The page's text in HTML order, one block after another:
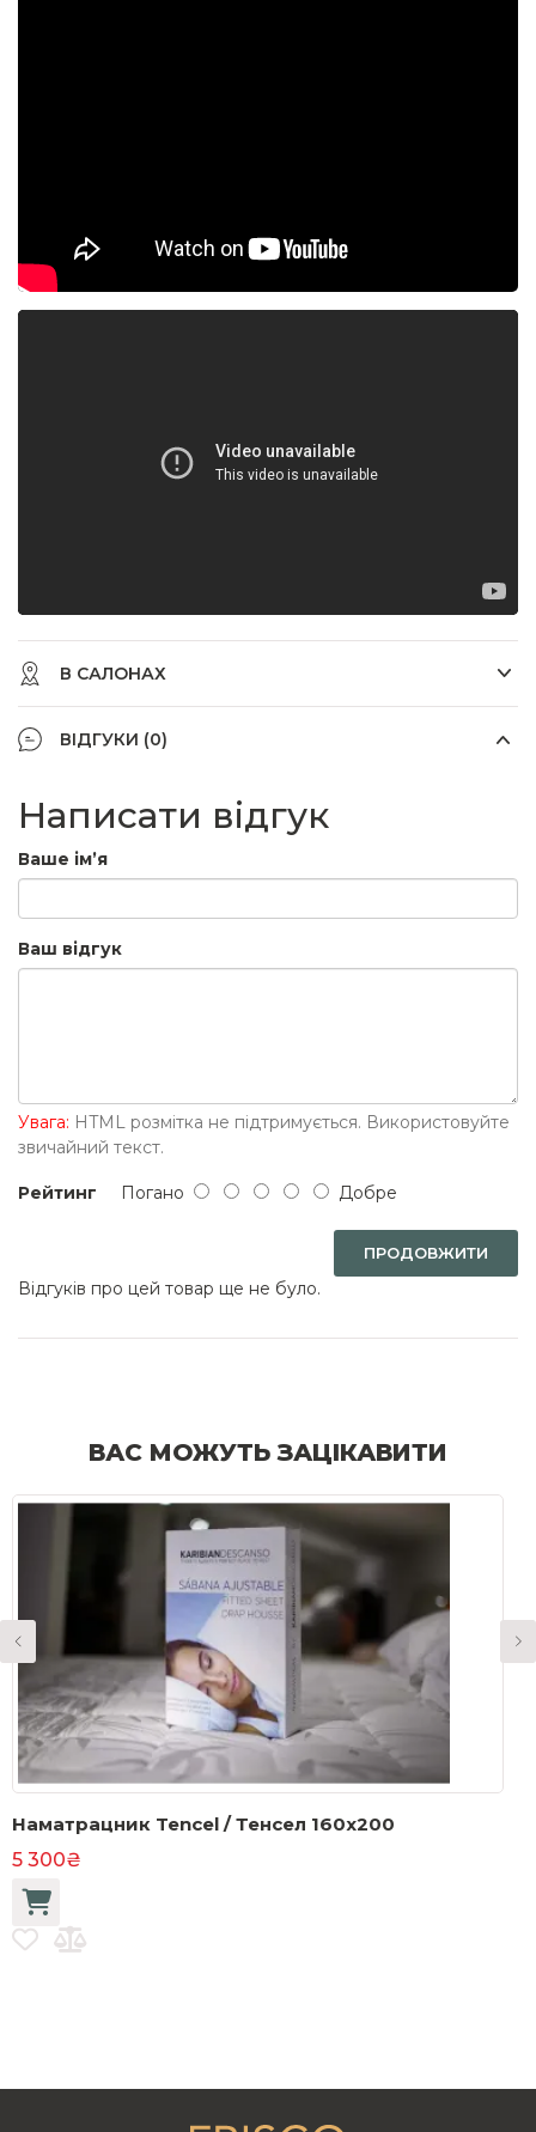
В САЛОНАХ
ВІДГУКИ (0)
Написати відгук
Ваше ім’я
Ваш відгук
Увага: HTML розмітка не підтримується. Використовуйте
звичайний текст.
Рейтинг Погано Добре
ПРОДОВЖИТИ
Відгуків про цей товар ще не було.
ВАС МОЖУТЬ ЗАЦІКАВИТИ
Наматрацник Tencel / Тенсел 160x200
5 300₴